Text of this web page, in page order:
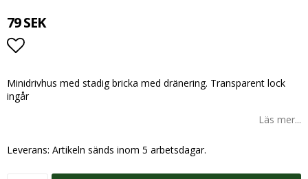
79 SEK
Minidrivhus med stadig bricka med dränering. Transparent lock
ingår
Läs mer...
Leverans: Artikeln sänds inom 5 arbetsdagar.